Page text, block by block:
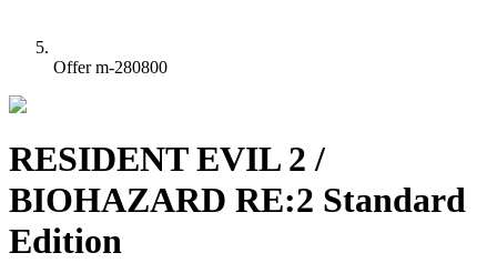
Offer m-280800
RESIDENT EVIL 2 /
BIOHAZARD RE:2 Standard
Edition